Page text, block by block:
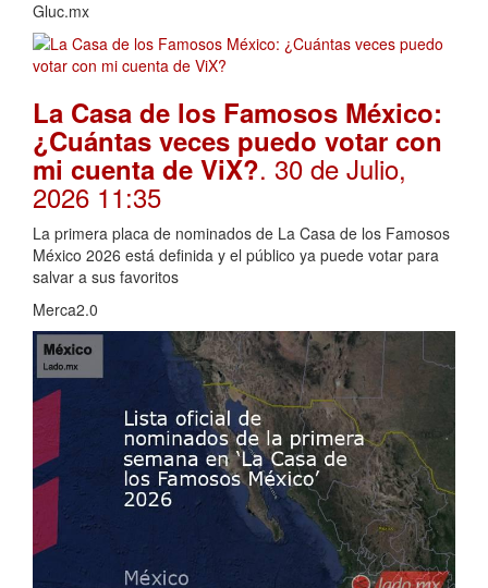
Gluc.mx
La Casa de los Famosos México:
¿Cuántas veces puedo votar con
mi cuenta de ViX?. 30 de Julio,
2026 11:35
La primera placa de nominados de La Casa de los Famosos
México 2026 está definida y el público ya puede votar para
salvar a sus favoritos
Merca2.0